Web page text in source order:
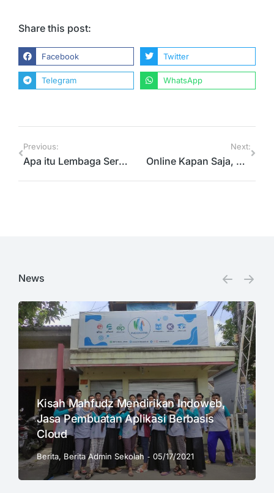
Share this post:
Facebook Twitter
Telegram WhatsApp
Previous:
Apa itu Lembaga Sertifikasi Profesi Teknologi Digital (LSP TD)?
Next:
Online Kapan Saja, Meski #dirumahaja !
News
Kisah Mahfudz Mendirikan Indoweb,
Jasa Pembuatan Aplikasi Berbasis
Cloud
Berita, Berita Admin Sekolah 05/17/2021